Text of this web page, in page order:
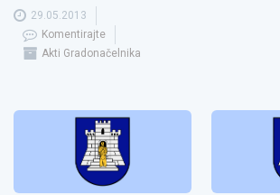
29.05.2013
Komentirajte
Akti Gradonačelnika